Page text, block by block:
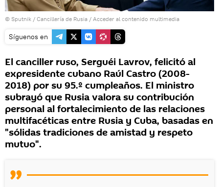
© Sputnik / Cancillería de Rusia / Acceder al contenido multimedia
Síguenos en
El canciller ruso, Serguéi Lavrov, felicitó al
expresidente cubano Raúl Castro (2008-
2018) por su 95.º cumpleaños. El ministro
subrayó que Rusia valora su contribución
personal al fortalecimiento de las relaciones
multifacéticas entre Rusia y Cuba, basadas en
"sólidas tradiciones de amistad y respeto
mutuo".